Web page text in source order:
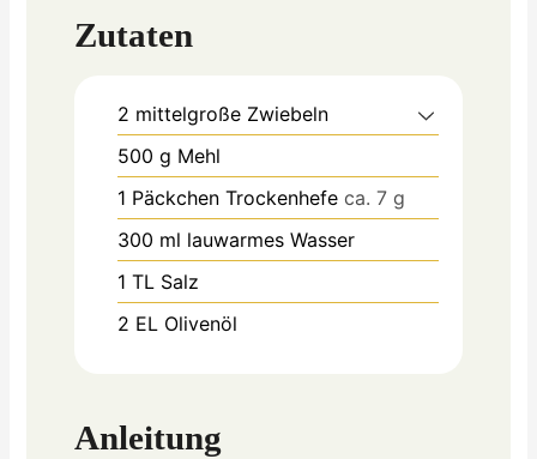
Zutaten
2 mittelgroße Zwiebeln
500 g Mehl
1 Päckchen Trockenhefe ca. 7 g
300 ml lauwarmes Wasser
1 TL Salz
2 EL Olivenöl
Anleitung